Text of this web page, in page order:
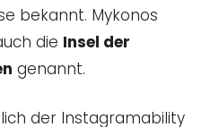
bekannt. Mykonos
die Insel der
genannt.
der Instagramability